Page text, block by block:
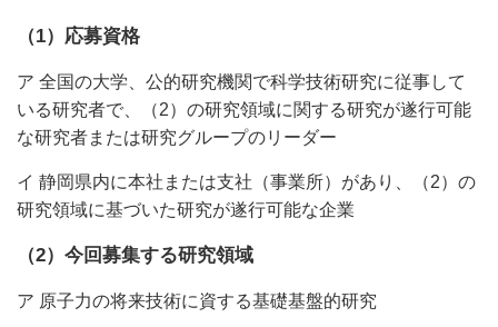
（1）応募資格
ア 全国の大学、公的研究機関で科学技術研究に従事して
いる研究者で、（2）の研究領域に関する研究が遂行可能
な研究者または研究グループのリーダー
イ 静岡県内に本社または支社（事業所）があり、（2）の
研究領域に基づいた研究が遂行可能な企業
（2）今回募集する研究領域
ア 原子力の将来技術に資する基礎基盤的研究